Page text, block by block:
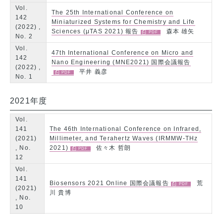
Vol.
142
(2022) ,
No. 2
The 25th International Conference on
Miniaturized Systems for Chemistry and Life
Sciences (μTAS 2021) 報告
森本 雄矢
Vol.
142
(2022) ,
No. 1
47th International Conference on Micro and
Nano Engineering (MNE2021) 国際会議報告
平井 義彦
2021年度
Vol.
141
(2021)
, No.
12
The 46th International Conference on Infrared,
Millimeter, and Terahertz Waves (IRMMW-THz
2021)
佐々木 哲朗
Vol.
141
(2021)
, No.
10
Biosensors 2021 Online 国際会議報告
荒
川 貴博